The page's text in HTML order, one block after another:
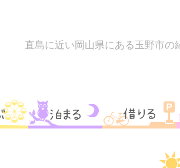
直島に近い岡山県にある玉野市